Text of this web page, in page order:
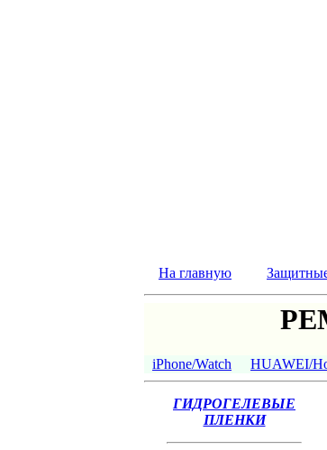
На главную
iPhone/Watch HUAWEI/
ГИДРОГЕЛЕВЫЕ
ПЛЕНКИ